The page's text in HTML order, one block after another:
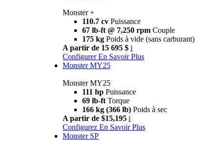
Monster +
110.7 cv Puissance
67 lb-ft @ 7,250 rpm Couple
175 kg Poids à vide (sans carburant)
A partir de 15 695 $ i
Configurer En Savoir Plus
Monster MY25
Monster MY25
111 hp Puissance
69 lb-ft Torque
166 kg (366 lb) Poids à sec
A partir de $15,195 i
Configurez En Savoir Plus
Monster SP